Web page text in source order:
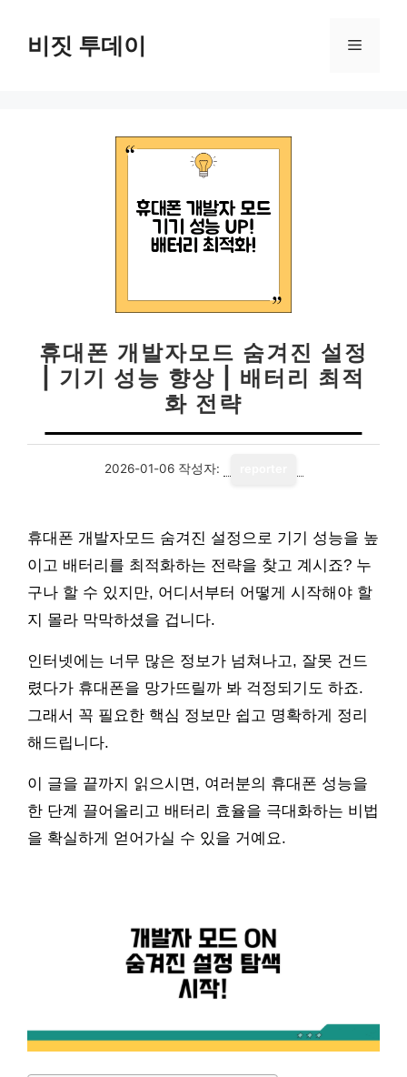
비짓 투데이 메
휴대폰 개발자모드 숨겨진 설정
| 기기 성능 향상 | 배터리 최적
화 전략
2026-01-06 작성자:
휴대폰 개발자모드 숨겨진 설정으로 기기 성능을 높
이고 배터리를 최적화하는 전략을 찾고 계시죠? 누
구나 할 수 있지만, 어디서부터 어떻게 시작해야 할
지 몰라 막막하셨을 겁니다.
인터넷에는 너무 많은 정보가 넘쳐나고, 잘못 건드
렸다가 휴대폰을 망가뜨릴까 봐 걱정되기도 하죠.
그래서 꼭 필요한 핵심 정보만 쉽고 명확하게 정리
해드립니다.
이 글을 끝까지 읽으시면, 여러분의 휴대폰 성능을
한 단계 끌어올리고 배터리 효율을 극대화하는 비법
을 확실하게 얻어가실 수 있을 거예요.